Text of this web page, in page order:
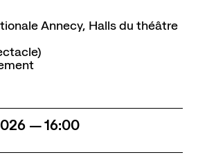
Annecy, Halls du théâtre
16:00